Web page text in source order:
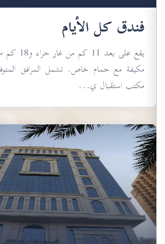
فندق كل الأيام
يقع على بعد 11 كم من
مكيفة مع حمام خاص. تشمل المرافق المتوفرة في
مكتب استقبال ي...